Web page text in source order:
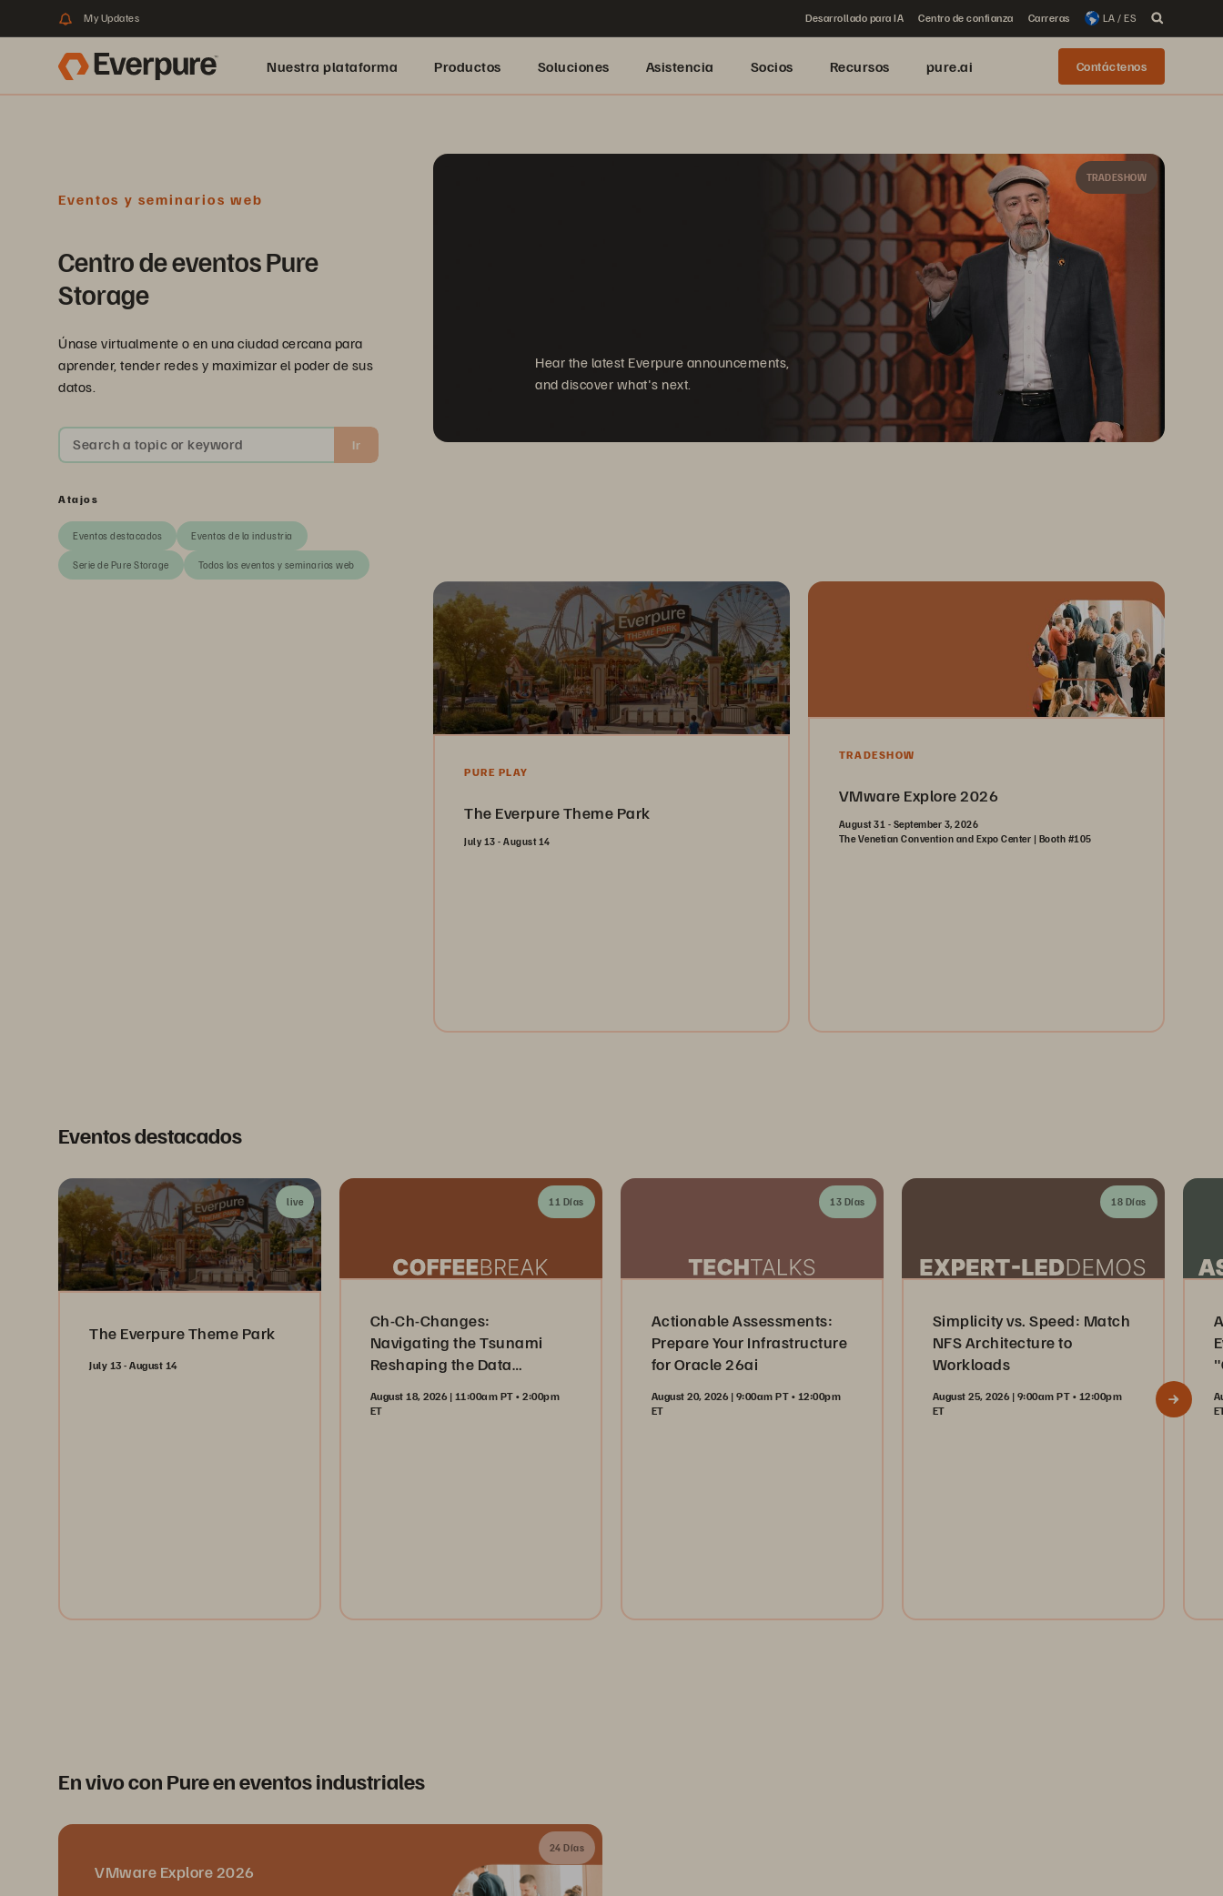
My Updates Desarrollado para IA Centro de confianza Carreras LA / ES
Nuestra plataforma Productos Soluciones Asistencia Socios Recursos pure.ai Contáctenos
Eventos y seminarios web
Centro de eventos Pure
Storage
Únase virtualmente o en una ciudad cercana para
aprender, tender redes y maximizar el poder de sus
datos.
Search a topic or keyword Ir
Atajos
Eventos destacados Eventos de la industria
Serie de Pure Storage Todos los eventos y seminarios web
TRADESHOW
Hear the latest Everpure announcements,
and discover what's next.
PURE PLAY
The Everpure Theme Park
July 13 - August 14
TRADESHOW
VMware Explore 2026
August 31 - September 3, 2026
The Venetian Convention and Expo Center | Booth #105
Eventos destacados
live
The Everpure Theme Park
July 13 - August 14
11 Días
Ch-Ch-Changes:
Navigating the Tsunami
Reshaping the Data
August 18, 2026 | 11:00am PT • 2:00pm
ET
13 Días
Actionable Assessments:
Prepare Your Infrastructure
for Oracle 26ai
August 20, 2026 | 9:00am PT • 12:00pm
ET
18 Días
Simplicity vs. Speed: Match
NFS Architecture to
Workloads
August 25, 2026 | 9:00am PT • 12:00pm
ET
En vivo con Pure en eventos industriales
24 Días
VMware Explore 2026